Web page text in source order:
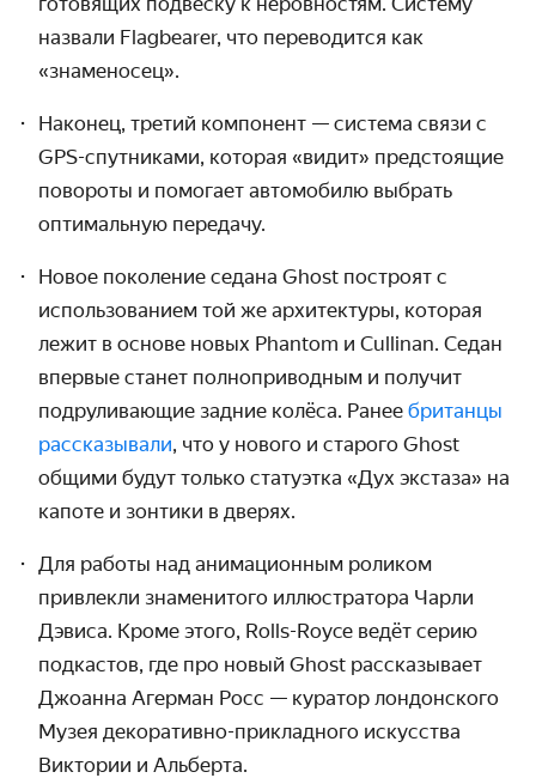
назвали Flagbearer, что переводится как
«знаменосец».
Наконец, третий компонент — система связи с
GPS-спутниками, которая «видит» предстоящие
повороты и помогает автомобилю выбрать
оптимальную передачу.
Новое поколение седана Ghost построят с
использованием той же архитектуры, которая
лежит в основе новых Phantom и Cullinan. Седан
впервые станет полноприводным и получит
подруливающие задние колёса. Ранее британцы
рассказывали, что у нового и старого Ghost
общими будут только статуэтка «Дух экстаза» на
капоте и зонтики в дверях.
Для работы над анимационным роликом
привлекли знаменитого иллюстратора Чарли
Дэвиса. Кроме этого, Rolls-Royce ведёт серию
подкастов, где про новый Ghost рассказывает
Джоанна Агерман Росс — куратор лондонского
Музея декоративно-прикладного искусства
Виктории и Альберта.